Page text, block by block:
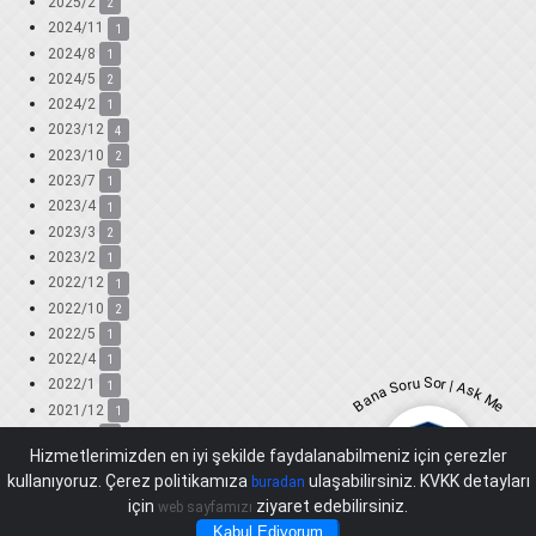
Hizmetlerimizden en iyi şekilde faydalanabilmeniz için çerezler
kullanıyoruz. Çerez politikamıza buradan ulaşabilirsiniz. KVKK detayları
için web sayfamızı ziyaret edebilirsiniz.
Kabul Ediyorum
2
2024/11 1
2024/8 1
2024/5 2
2024/2 1
2023/12 4
2023/10 2
2023/7 1
2023/4 1
2023/3 2
2023/2 1
2022/12 1
2022/10 2
2022/5 1
2022/4 1
2022/1 1
2021/12 1
2021/8 1
2021/6 2
Bana Soru Sor | Ask Me